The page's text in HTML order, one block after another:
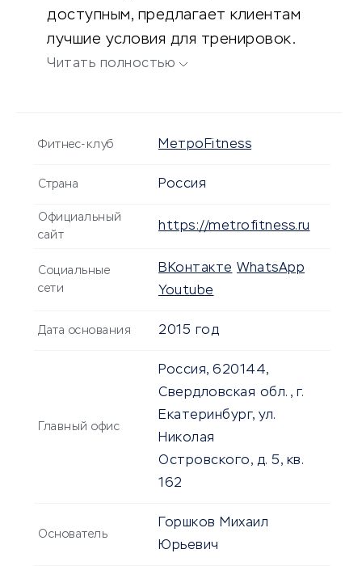
доступным, предлагает клиентам
лучшие условия для тренировок.
Читать полностью
Фитнес-клуб МетроFitness
Страна Россия
Официальный
сайт
https://metrofitness.ru
Социальные
сети
ВКонтакте WhatsApp
Youtube
Дата основания 2015 год
Главный офис
Россия, 620144,
Свердловская обл., г.
Екатеринбург, ул.
Николая
Островского, д. 5, кв.
162
Основатель
Горшков Михаил
Юрьевич